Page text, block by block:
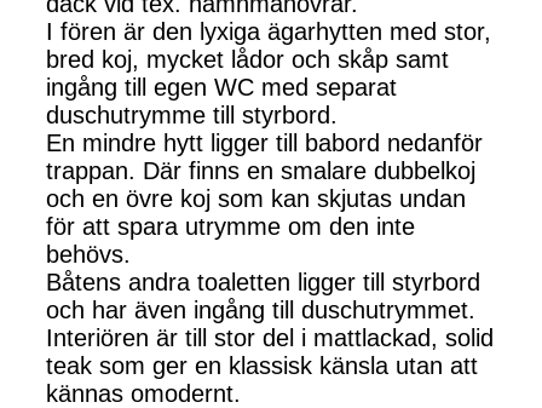
I fören är den lyxiga ägarhytten med stor,
bred koj, mycket lådor och skåp samt
ingång till egen WC med separat
duschutrymme till styrbord.
En mindre hytt ligger till babord nedanför
trappan. Där finns en smalare dubbelkoj
och en övre koj som kan skjutas undan
för att spara utrymme om den inte
behövs.
Båtens andra toaletten ligger till styrbord
och har även ingång till duschutrymmet.
Interiören är till stor del i mattlackad, solid
teak som ger en klassisk känsla utan att
kännas omodernt.